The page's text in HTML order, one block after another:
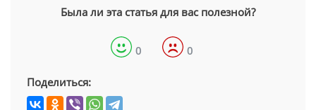
Была ли эта статья для вас полезной?
0 0
Поделиться: